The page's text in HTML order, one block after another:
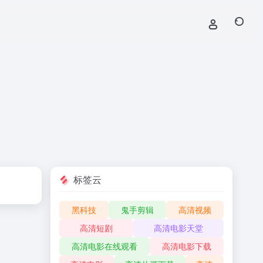
标签云
黑科技 鬼手剪辑
高清视频
高清短剧
高清电影天堂
高清电影在线观看
高清电影下载